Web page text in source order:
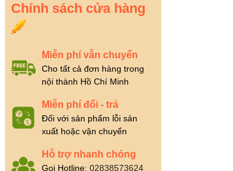
Chính sách cửa hàng
Miễn phí vẫn chuyển
Cho tất cả đơn hàng trong
nội thành Hồ Chí Minh
Miễn phí đổi - trả
Đối với sản phẩm lỗi sản
xuất hoặc vận chuyển
Hỗ trợ nhanh chóng
Gọi Hotline: 02838573624